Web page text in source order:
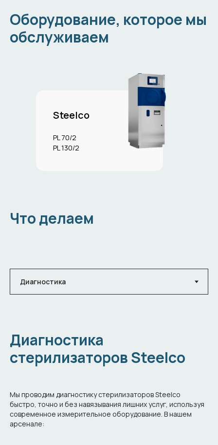
Оборудование, которое мы
обслуживаем
Steelco
PL 70/2
PL 130/2
Что делаем
Диагностика
стерилизаторов Steelco
Мы проводим диагностику стерилизаторов Steelco
быстро, точно и без навязывания лишних услуг, используя
современное измерительное оборудование. В нашем
арсенале: